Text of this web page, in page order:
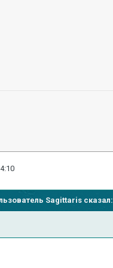
Sagittaris сказал: